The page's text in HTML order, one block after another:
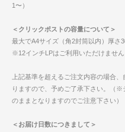
1〜）
＜クリックポストの容量について＞
最大でA4サイズ（角2封筒以内）厚さ
※12インチLPはご利用いただけません
上記基準を超えるご注文内容の場合
りますので、予めご了承下さい。（※
のままとなりますのでご注意下さい）
＜お届け日数につきまして＞